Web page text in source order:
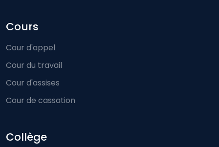
Cours
Cour d'appel
Cour du travail
Cour d'assises
Cour de cassation
Collège